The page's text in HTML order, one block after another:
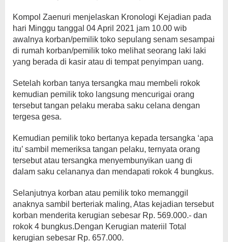
Kompol Zaenuri menjelaskan Kronologi Kejadian pada
hari Minggu tanggal 04 April 2021 jam 10.00 wib
awalnya korban/pemilik toko sepulang senam sesampai
di rumah korban/pemilik toko melihat seorang laki laki
yang berada di kasir atau di tempat penyimpan uang.
Setelah korban tanya tersangka mau membeli rokok
kemudian pemilik toko langsung mencurigai orang
tersebut tangan pelaku meraba saku celana dengan
tergesa gesa.
Kemudian pemilik toko bertanya kepada tersangka ‘apa
itu’ sambil memeriksa tangan pelaku, ternyata orang
tersebut atau tersangka menyembunyikan uang di
dalam saku celananya dan mendapati rokok 4 bungkus.
Selanjutnya korban atau pemilik toko memanggil
anaknya sambil berteriak maling, Atas kejadian tersebut
korban menderita kerugian sebesar Rp. 569.000.- dan
rokok 4 bungkus.Dengan Kerugian materiil Total
kerugian sebesar Rp. 657.000.